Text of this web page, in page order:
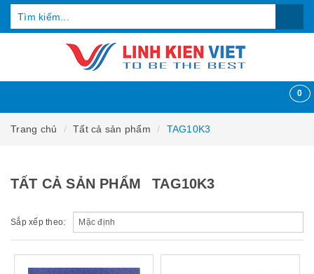
0
Trang chủ Tất cả sản phẩm TAG10K3
TẤT CẢ SẢN PHẨM TAG10K3
Sắp xếp theo: